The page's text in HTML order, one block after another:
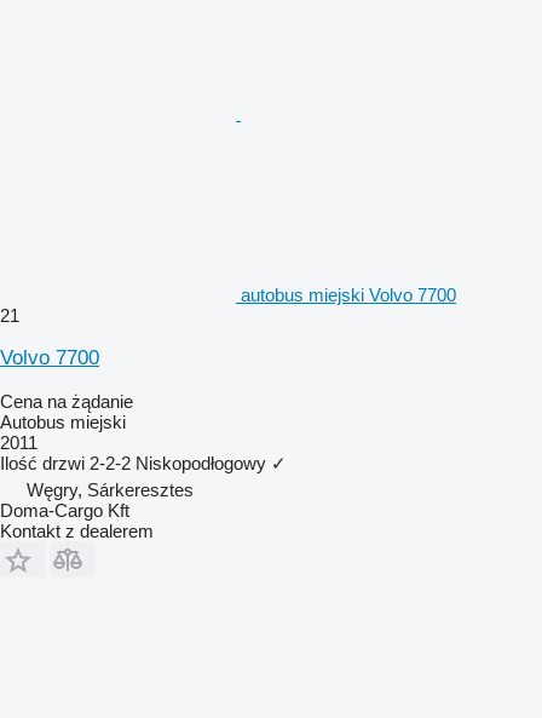
autobus miejski Volvo 7700
21
Volvo 7700
Cena na żądanie
Autobus miejski
2011
Ilość drzwi 2-2-2 Niskopodłogowy ✓
Węgry, Sárkeresztes
Doma-Cargo Kft
Kontakt z dealerem